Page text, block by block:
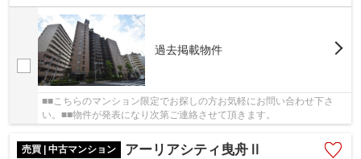
過去掲載物件
■■こちらのマンション限定でお探しの方お気軽にお問い合わせ下さ
い。■■物件が発表になり次第ご連絡させて頂きます。
売買 | 中古マンション アーリアシティ曳舟Ⅱ